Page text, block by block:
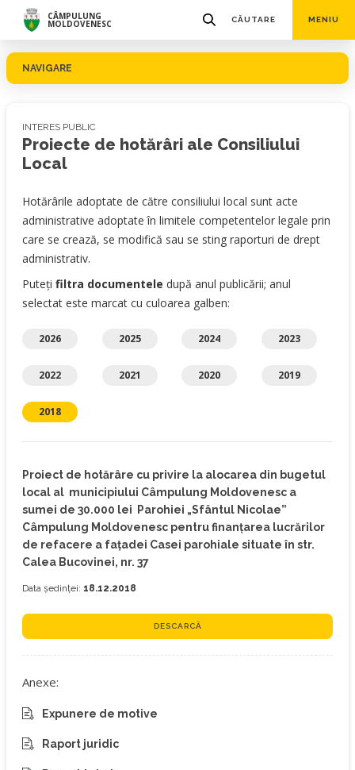
CÂMPULUNG
MOLDOVENESC CĂUTARE MENIU
NAVIGARE
INTERES PUBLIC
Proiecte de hotărâri ale Consiliului
Local
Hotărârile adoptate de către consiliului local sunt acte
administrative adoptate în limitele competentelor legale prin
care se crează, se modifică sau se sting raporturi de drept
administrativ.
Puteți filtra documentele după anul publicării; anul
selectat este marcat cu culoarea galben:
2026 2025 2024 2023
2022 2021 2020 2019
2018
Proiect de hotărâre cu privire la alocarea din bugetul
local al municipiului Câmpulung Moldovenesc a
sumei de 30.000 lei Parohiei „Sfântul Nicolae”
Câmpulung Moldovenesc pentru finanţarea lucrărilor
de refacere a fațadei Casei parohiale situate în str.
Calea Bucovinei, nr. 37
Data ședinței: 18.12.2018
DESCARCĂ
Anexe:
Expunere de motive
Raport juridic